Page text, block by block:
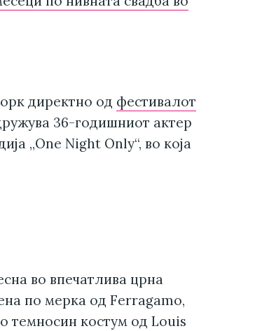
директно од фестивалот
36-годишниот актер
„One Night Only“, во која
во впечатлива црна
по мерка од Ferragamo,
темносин костум од Louis